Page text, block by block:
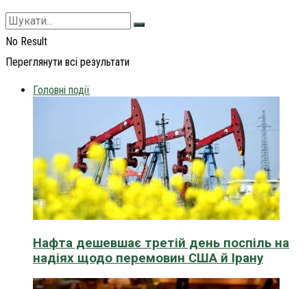
No Result
Переглянути всі результати
Головні події
Нафта дешевшає третій день поспіль на
надіях щодо перемовин США й Ірану